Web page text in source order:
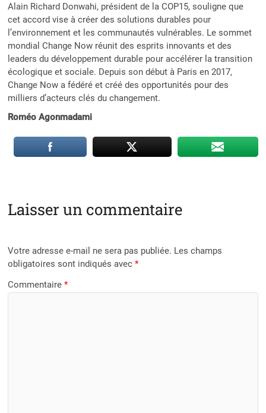
Alain Richard Donwahi, président de la COP15, souligne que
cet accord vise à créer des solutions durables pour
l’environnement et les communautés vulnérables. Le sommet
mondial Change Now réunit des esprits innovants et des
leaders du développement durable pour accélérer la transition
écologique et sociale. Depuis son début à Paris en 2017,
Change Now a fédéré et créé des opportunités pour des
milliers d’acteurs clés du changement.
Roméo Agonmadami
Laisser un commentaire
Votre adresse e-mail ne sera pas publiée. Les champs
obligatoires sont indiqués avec*
Commentaire*